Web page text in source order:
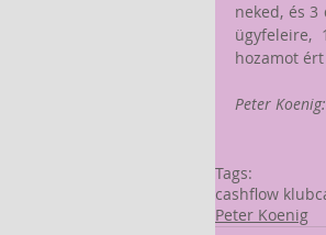
neked, és
ügyfeleire,
hozamot
Peter
Tags:
cashflow klub
Peter Koenig